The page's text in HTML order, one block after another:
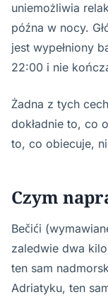
uniemożliwia
późna w nocy.
jest wypełniony
22:00 i nie
Żadna z tych
dokładnie to, co
to, co obiecuje,
Czym
Bečići
zaledwie dwa
ten sam
Adriatyku, ten